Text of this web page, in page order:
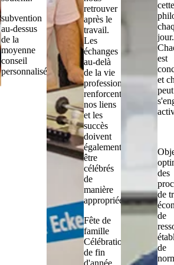
subvention
au-dessus
de la
moyenne
conseil
personnalisé
retrouver
après le
travail.
Les
échanges
au-delà
de la vie
professionnelle
renforcent
nos liens
et les
succès
doivent
également
être
célébrés
de
manière
appropriée.
Fête de
famille
Célébration
de fin
cette
jour.
est
et
peut
des
de
de
de